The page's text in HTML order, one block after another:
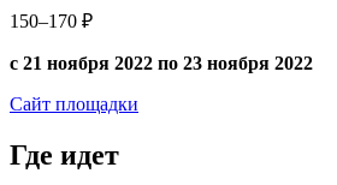
150–170 ₽
с 21 ноября 2022 по 23 ноября 2022
Сайт площадки
Где идет